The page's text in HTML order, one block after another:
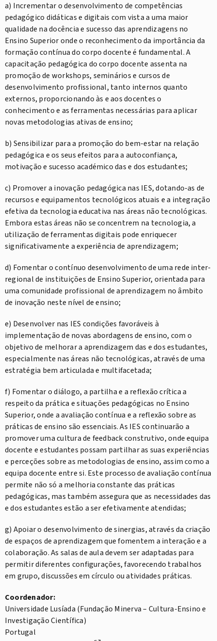
a) Incrementar o desenvolvimento de competências
pedagógico didáticas e digitais com vista a uma maior
qualidade na docência e sucesso das aprendizagens no
Ensino Superior onde o reconhecimento da importância da
formação contínua do corpo docente é fundamental. A
capacitação pedagógica do corpo docente assenta na
promoção de workshops, seminários e cursos de
desenvolvimento profissional, tanto internos quanto
externos, proporcionando às e aos docentes o
conhecimento e as ferramentas necessárias para aplicar
novas metodologias ativas de ensino;
b) Sensibilizar para a promoção do bem-estar na relação
pedagógica e os seus efeitos para a autoconfiança,
motivação e sucesso académico das e dos estudantes;
c) Promover a inovação pedagógica nas IES, dotando-as de
recursos e equipamentos tecnológicos atuais e a integração
efetiva da tecnologia educativa nas áreas não tecnológicas.
Embora estas áreas não se concentrem na tecnologia, a
utilização de ferramentas digitais pode enriquecer
significativamente a experiência de aprendizagem;
d) Fomentar o contínuo desenvolvimento de uma rede inter-
regional de instituições de Ensino Superior, orientada para
uma comunidade profissional de aprendizagem no âmbito
de inovação neste nível de ensino;
e) Desenvolver nas IES condições favoráveis à
implementação de novas abordagens de ensino, com o
objetivo de melhorar a aprendizagem das e dos estudantes,
especialmente nas áreas não tecnológicas, através de uma
estratégia bem articulada e multifacetada;
f) Fomentar o diálogo, a partilha e a reflexão crítica a
respeito da prática e situações pedagógicas no Ensino
Superior, onde a avaliação contínua e a reflexão sobre as
práticas de ensino são essenciais. As IES continuarão a
promover uma cultura de feedback construtivo, onde equipa
docente e estudantes possam partilhar as suas experiências
e perceções sobre as metodologias de ensino, assim como a
equipa docente entre si. Este processo de avaliação contínua
permite não só a melhoria constante das práticas
pedagógicas, mas também assegura que as necessidades das
e dos estudantes estão a ser efetivamente atendidas;
g) Apoiar o desenvolvimento de sinergias, através da criação
de espaços de aprendizagem que fomentem a interação e a
colaboração. As salas de aula devem ser adaptadas para
permitir diferentes configurações, favorecendo trabalhos
em grupo, discussões em círculo ou atividades práticas.
Coordenador:
Universidade Lusíada (Fundação Minerva – Cultura-Ensino e
Investigação Científica)
Portugal